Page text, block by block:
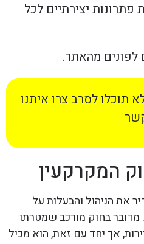
פתרונות יצירתיים לכל
לפונים מהאתר.
לסרב צרו איתנו
המקרקעין
את הניהול והבעלות על
בחוק מורכב שמטרתו
אך יחד עם זאת, הוא מכיל